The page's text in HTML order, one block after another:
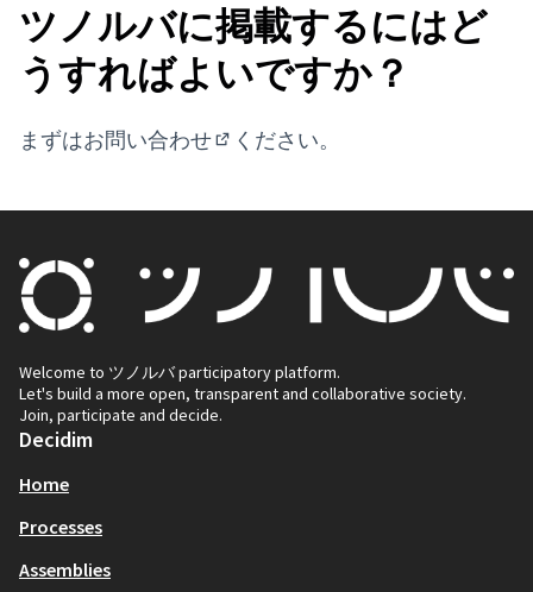
ツノルバに掲載するにはど
うすればよいですか？
まずはお問い合わせ
(External link)
ください。
Welcome to ツノルバ participatory platform.
Let's build a more open, transparent and collaborative society.
Join, participate and decide.
Decidim
Home
Processes
Assemblies